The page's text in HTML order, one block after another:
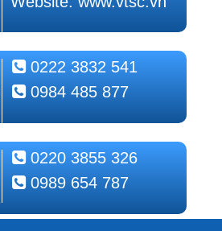
0222 3832 541
0984 485 877
0220 3855 326
0989 654 787